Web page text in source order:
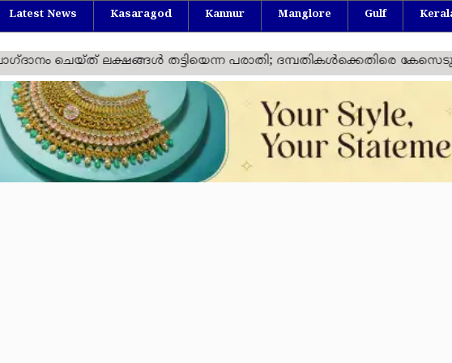
Latest News Kasaragod Kannur Manglore Gulf